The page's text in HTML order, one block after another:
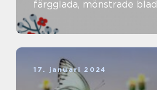
färgglada, mönstrade blad
17. januari 2024